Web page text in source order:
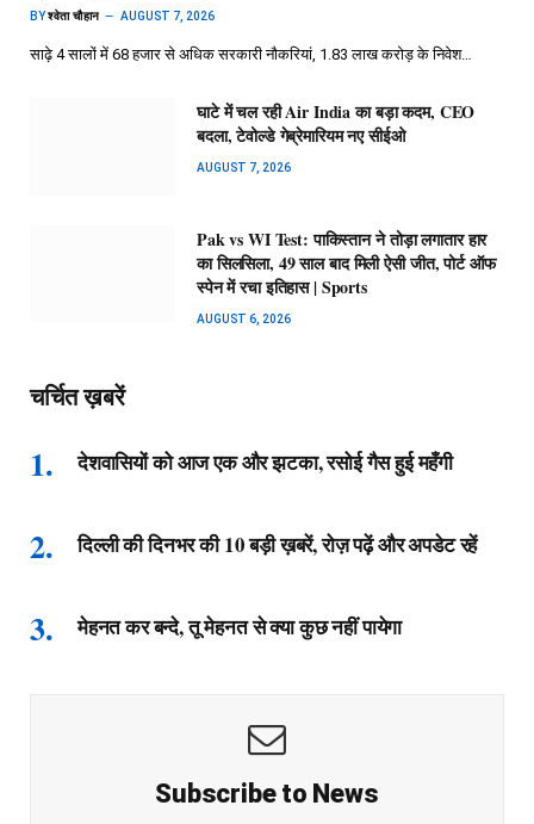
BYश्वेता चौहान AUGUST 7, 2026
साढ़े 4 सालों में 68 हजार से अधिक सरकारी नौकरियां, 1.83 लाख करोड़ के निवेश…
घाटे में चल रही Air India का बड़ा कदम, CEO
बदला, टेवोल्डे गेब्रेमारियम नए सीईओ
AUGUST 7, 2026
Pak vs WI Test: पाकिस्तान ने तोड़ा लगातार हार
का सिलसिला, 49 साल बाद मिली ऐसी जीत, पोर्ट ऑफ
स्पेन में रचा इतिहास | Sports
AUGUST 6, 2026
चर्चित ख़बरें
देशवासियों को आज एक और झटका, रसोई गैस हुई महँगी
दिल्ली की दिनभर की 10 बड़ी ख़बरें, रोज़ पढ़ें और अपडेट रहें
मेहनत कर बन्दे, तू मेहनत से क्या कुछ नहीं पायेगा
Subscribe to News